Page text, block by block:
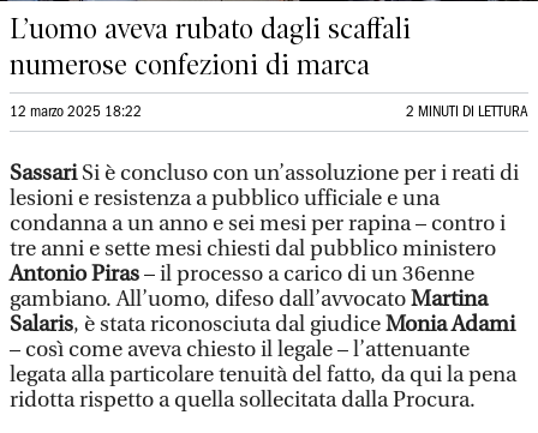
L’uomo aveva rubato dagli scaffali
numerose confezioni di marca
12 marzo 2025 18:22 2 MINUTI DI LETTURA
SassariSi è concluso con un’assoluzione per i reati di
lesioni e resistenza a pubblico ufficiale e una
condanna a un anno e sei mesi per rapina – contro i
tre anni e sette mesi chiesti dal pubblico ministero
Antonio Piras– il processo a carico di un 36enne
gambiano. All’uomo, difeso dall’avvocatoMartina
Salaris, è stata riconosciuta dal giudiceMonia Adami
– così come aveva chiesto il legale – l’attenuante
legata alla particolare tenuità del fatto, da qui la pena
ridotta rispetto a quella sollecitata dalla Procura.